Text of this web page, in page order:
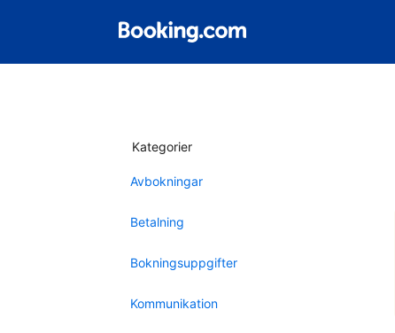
Kategorier
Avbokningar
Betalning
Bokningsuppgifter
Kommunikation